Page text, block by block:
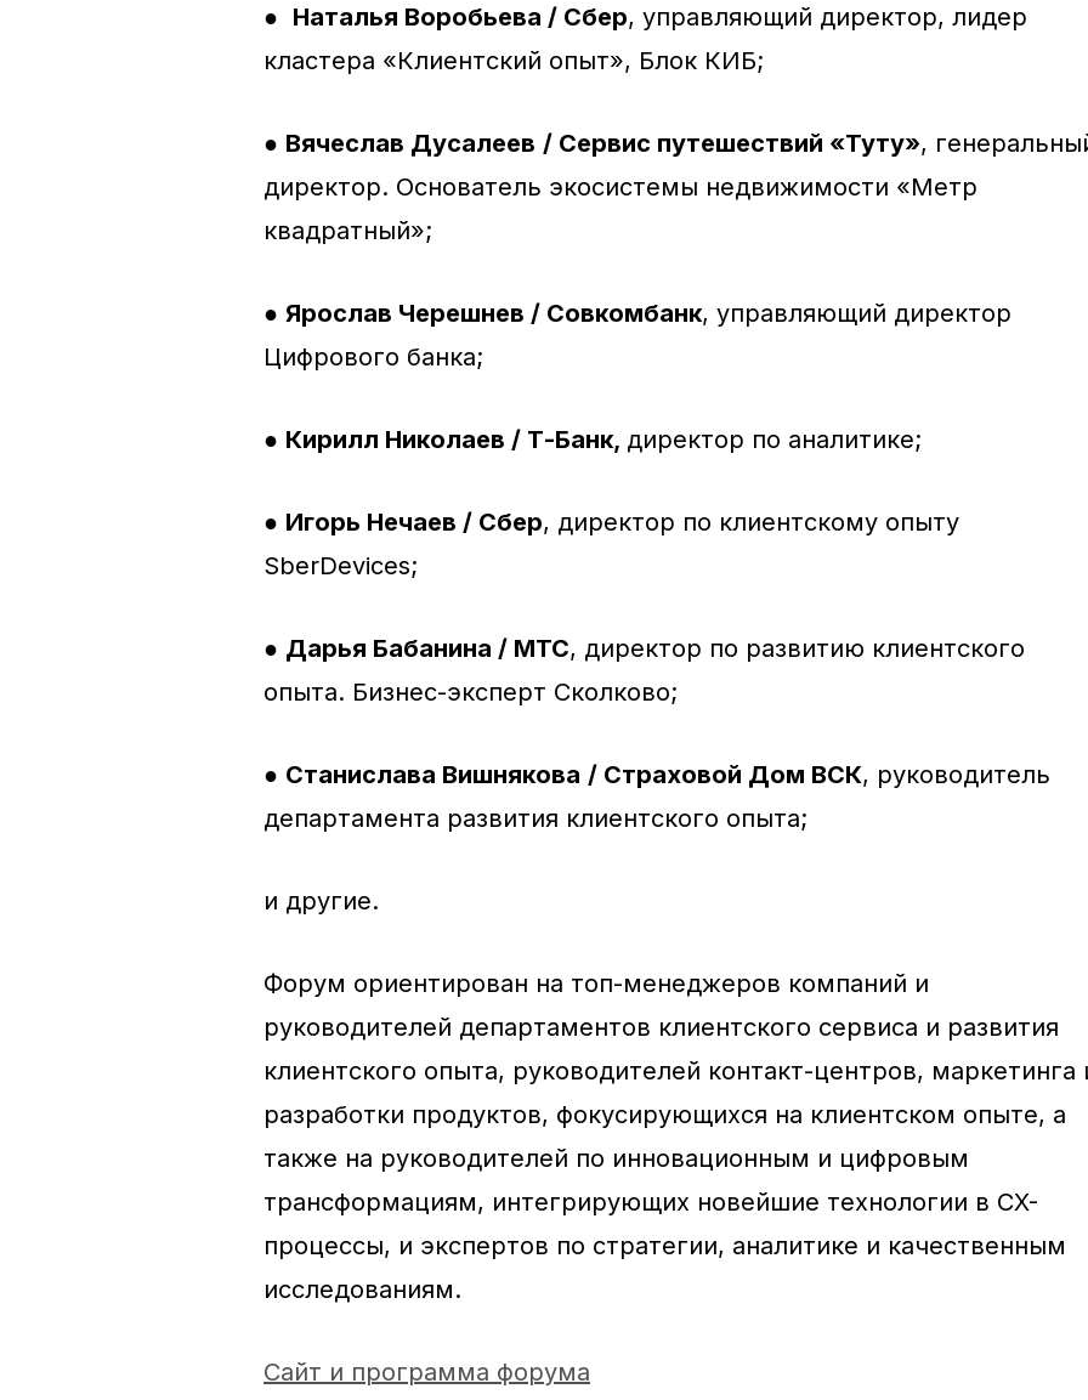
● Наталья Воробьева / Сбер, управляющий директор, лидер
кластера «Клиентский опыт», Блок КИБ;
● Вячеслав Дусалеев / Сервис путешествий «Туту»,
директор. Основатель экосистемы недвижимости «Метр
квадратный»;
● Ярослав Черешнев / Совкомбанк, управляющий директор
Цифрового банка;
● Кирилл Николаев / Т-Банк, директор по аналитике;
● Игорь Нечаев / Сбер, директор по клиентскому опыту
SberDevices;
● Дарья Бабанина / МТС, директор по развитию клиентского
опыта. Бизнес-эксперт Сколково;
● Станислава Вишнякова / Страховой Дом ВСК, руководитель
департамента развития клиентского опыта;
и другие.
Форум ориентирован на топ-менеджеров компаний и
руководителей департаментов клиентского сервиса и развития
клиентского опыта, руководителей контакт-центров, маркетинга
разработки продуктов, фокусирующихся на клиентском опыте, а
также на руководителей по инновационным и цифровым
трансформациям, интегрирующих новейшие технологии в CX-
процессы, и экспертов по стратегии, аналитике и качественным
исследованиям.
Сайт и программа форума